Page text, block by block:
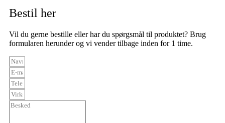
Bestil her
Vil du gerne bestille eller har du spørgsmål til produktet? Brug
formularen herunder og vi vender tilbage inden for 1 time.